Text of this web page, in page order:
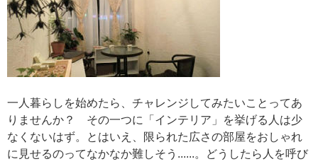
一人暮らしを始めたら、チャレンジしてみたいことってあ
りませんか？ その一つに「インテリア」を挙げる人は少
なくないはず。とはいえ、限られた広さの部屋をおしゃれ
に見せるのってなかなか難しそう......。どうしたら人を呼び